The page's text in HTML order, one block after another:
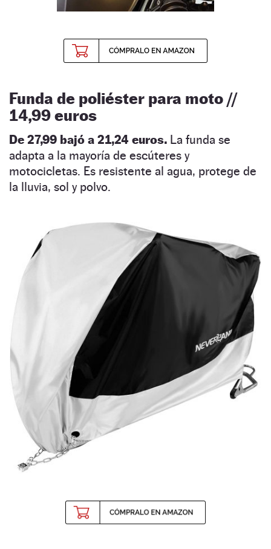
Funda de poliéster para moto //
14,99 euros
De 27,99 bajó a 21,24 euros. La funda se
adapta a la mayoría de escúteres y
motocicletas. Es resistente al agua, protege de
la lluvia, sol y polvo.